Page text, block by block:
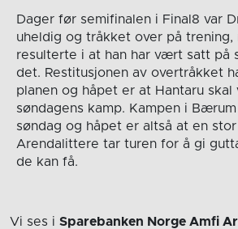
Dager før semifinalen i Final8 var
uheldig og tråkket over på trening,
resulterte i at han har vært satt på
det. Restitusjonen av overtråkket
planen og håpet er at Hantaru
søndagens kamp. Kampen i
søndag og håpet er altså at en
Arendalittere tar turen for å gi
de kan få.
Vi ses i Sparebanken Norge Amfi